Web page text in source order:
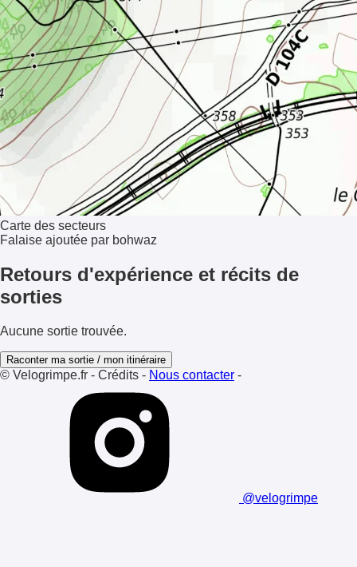
Carte des secteurs
Falaise ajoutée par bohwaz
Retours d'expérience et récits de
sorties
Aucune sortie trouvée.
Raconter ma sortie / mon itinéraire
© Velogrimpe.fr - Crédits - Nous contacter -
@velogrimpe